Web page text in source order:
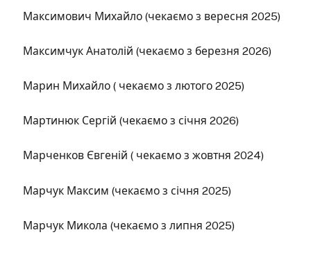
Максимович Михайло (чекаємо з вересня 2025)
Максимчук Анатолій (чекаємо з березня 2026)
Марин Михайло ( чекаємо з лютого 2025)
Мартинюк Сергій (чекаємо з січня 2026)
Марченков Євгеній ( чекаємо з жовтня 2024)
Марчук Максим (чекаємо з січня 2025)
Марчук Микола (чекаємо з липня 2025)